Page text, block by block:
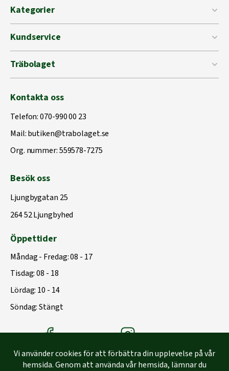
Kategorier
Kundservice
Träbolaget
Kontakta oss
Telefon:070-990 00 23
Mail:butiken@trabolaget.se
Org. nummer: 559578-7275
Besök oss
Ljungbygatan 25
264 52 Ljungbyhed
Öppettider
Måndag - Fredag: 08 - 17
Tisdag: 08 - 18
Lördag: 10 - 14
Söndag: Stängt
Träbolagets FacebookTräbolagets instagram